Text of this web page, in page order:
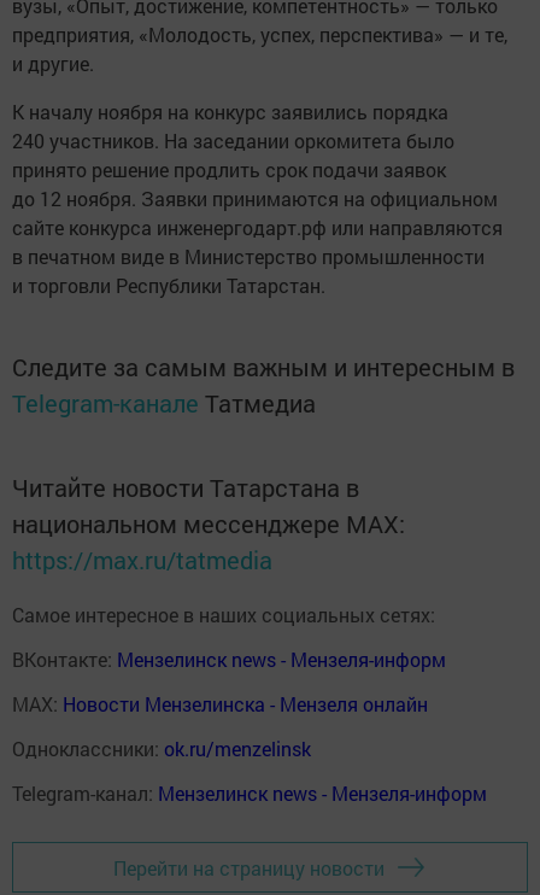
вузы, «Опыт, достижение, компетентность» — только
предприятия, «Молодость, успех, перспектива» — и те,
и другие.
К началу ноября на конкурс заявились порядка
240 участников. На заседании оркомитета было
принято решение продлить срок подачи заявок
до 12 ноября. Заявки принимаются на официальном
сайте конкурса инженергодарт.рф или направляются
в печатном виде в Министерство промышленности
и торговли Республики Татарстан.
Следите за самым важным и интересным в
Telegram-канале Татмедиа
Читайте новости Татарстана в
национальном мессенджере MАХ:
https://max.ru/tatmedia
Самое интересное в наших социальных сетях:
ВКонтакте: Мензелинск news - Мензеля-информ
MAX: Новости Мензелинска - Мензеля онлайн
Одноклассники: ok.ru/menzelinsk
Telegram-канал: Мензелинск news - Мензеля-информ
Перейти на страницу новости